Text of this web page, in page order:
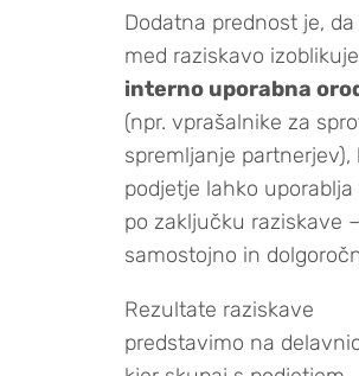
Dodatna prednost je, da
med raziskavo
interno uporabna
(npr. vprašalnike za
spremljanje partnerjev),
podjetje lahko uporablja
po zaključku raziskave –
samostojno in
Rezultate raziskave
predstavimo na